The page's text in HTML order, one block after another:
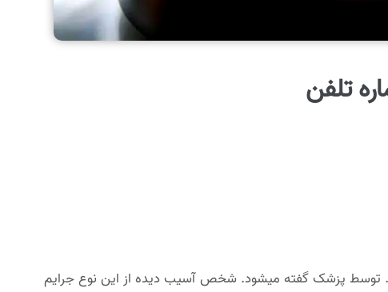
تلفن
… توسط پزشک گفته میشود. شخص آسیب دیده از این نوع جرایم